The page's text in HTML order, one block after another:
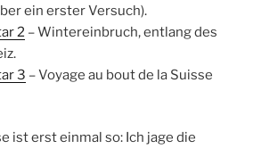
ein erster Versuch).
2 – Wintereinbruch, entlang des
3 – Voyage au bout de la Suisse
ist erst einmal so: Ich jage die